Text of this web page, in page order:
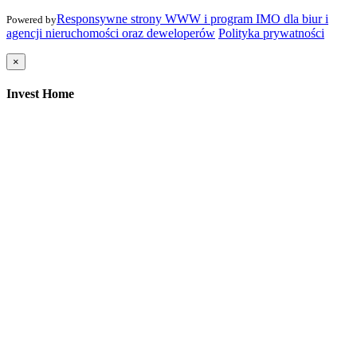
Powered byResponsywne strony WWW i program IMO dla biur i
agencji nieruchomości oraz deweloperów Polityka prywatności
×
Invest Home